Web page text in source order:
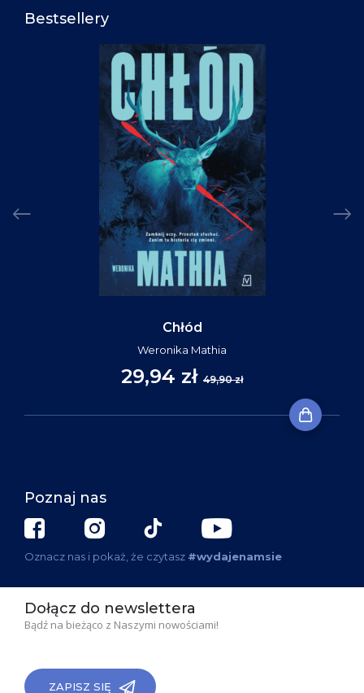
Bestsellery
Chłód
Weronika Mathia
29,94 zł 49,90 zł
Poznaj nas
Oznacz nas i pokaż, że czytasz #wydajenamsie
Dołącz do newslettera
Bądź na bieżąco z Naszymi nowościami!
ZAPISZ SIĘ